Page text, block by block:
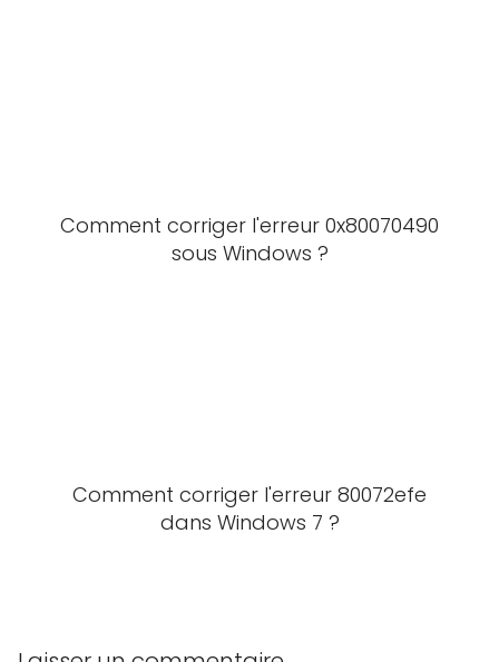
Comment corriger l'erreur 0x80070490
sous Windows ?
Comment corriger l'erreur 80072efe
dans Windows 7 ?